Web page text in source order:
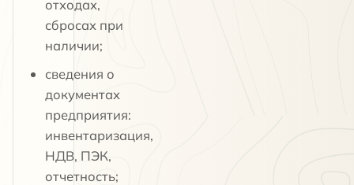
отходах,
сбросах при
наличии;
сведения о
документах
предприятия:
инвентаризация,
НДВ, ПЭК,
отчетность;